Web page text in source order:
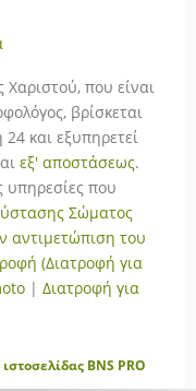
Χαριστού, που είναι
βρίσκεται
και εξυπηρετεί
εξ' αποστάσεως.
υπηρεσίες που
Σώματος
αντιμετώπιση του
(Διατροφή για
| Διατροφή για
BNS PRO